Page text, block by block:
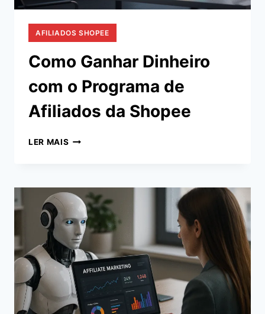
AFILIADOS SHOPEE
Como Ganhar Dinheiro
com o Programa de
Afiliados da Shopee
LER MAIS COMO
O
PROGRAMA
DE
AFILIADOS
DA
SHOPEE